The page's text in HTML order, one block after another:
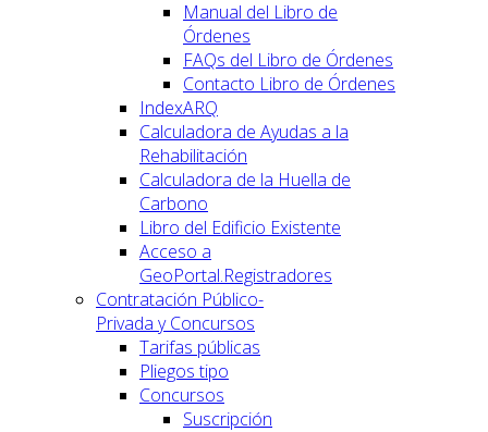
Manual del Libro de
Órdenes
FAQs del Libro de Órdenes
Contacto Libro de Órdenes
IndexARQ
Calculadora de Ayudas a la
Rehabilitación
Calculadora de la Huella de
Carbono
Libro del Edificio Existente
Acceso a
GeoPortal.Registradores
Contratación Público-
Privada y Concursos
Tarifas públicas
Pliegos tipo
Concursos
Suscripción